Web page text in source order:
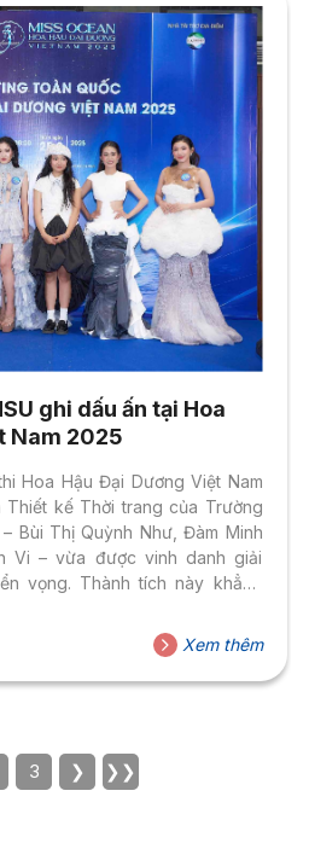
ghi dấu ấn tại Hoa
Nam 2025
Hoa Hậu Đại Dương Việt Nam
Thiết kế Thời trang của Trường
Bùi Thị Quỳnh Như, Đàm Minh
Vi – vừa được vinh danh giải
vọng. Thành tích này khẳng
chơi thời trang uy tín, gắn liền
biển cả. Sinh viên HSU tỏa
Xem thêm
3 ❯ ❯❯